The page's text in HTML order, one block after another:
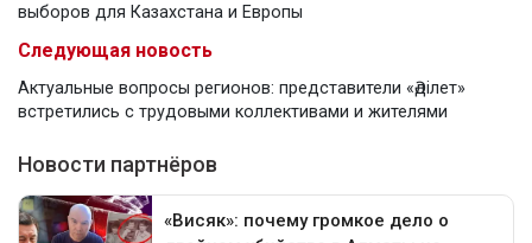
выборов для Казахстана и Европы
Следующая новость
Актуальные вопросы регионов: представители «Әділет»
встретились с трудовыми коллективами и жителями